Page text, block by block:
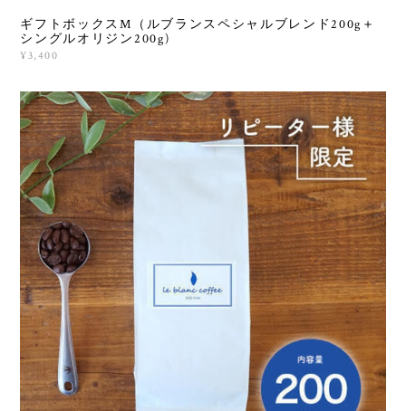
ギフトボックスM（ルブランスペシャルブレンド200g＋
シングルオリジン200g)
¥3,400